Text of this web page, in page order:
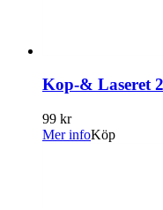
Kop-& Laseret
99 kr
Mer infoKöp